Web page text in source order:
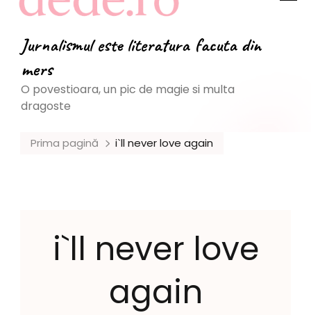
Jurnalismul este literatura facuta din
mers
O povestioara, un pic de magie si multa
dragoste
Prima pagină i`ll never love again
i`ll never love
again